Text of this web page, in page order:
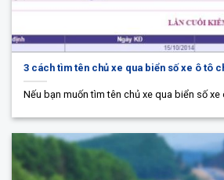
3 cách tìm tên chủ xe qua biển số xe ô tô
Nếu bạn muốn tìm tên chủ xe qua biển số xe